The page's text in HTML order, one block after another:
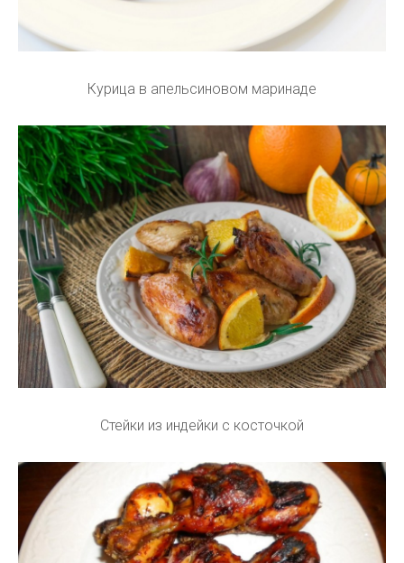
Курица в апельсиновом маринаде
Стейки из индейки с косточкой